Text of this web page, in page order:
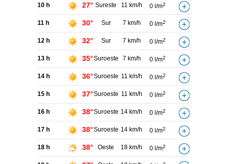
10 h 27° Sureste 11 km/h 0 l/m2
11 h 30° Sur 7 km/h 0 l/m2
12 h 32° Sur 7 km/h 0 l/m2
13 h 35°Suroeste 7 km/h 0 l/m2
14 h 36°Suroeste 11 km/h 0 l/m2
15 h 37°Suroeste 11 km/h 0 l/m2
16 h 38°Suroeste 14 km/h 0 l/m2
17 h 38°Suroeste 14 km/h 0 l/m2
18 h 38° Oeste 18 km/h 0 l/m2